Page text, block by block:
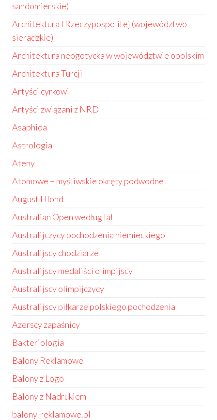
sandomierskie)
Architektura I Rzeczypospolitej (województwo
sieradzkie)
Architektura neogotycka w województwie opolskim
Architektura Turcji
Artyści cyrkowi
Artyści związani z NRD
Asaphida
Astrologia
Ateny
Atomowe – myśliwskie okręty podwodne
August Hlond
Australian Open według lat
Australijczycy pochodzenia niemieckiego
Australijscy chodziarze
Australijscy medaliści olimpijscy
Australijscy olimpijczycy
Australijscy piłkarze polskiego pochodzenia
Azerscy zapaśnicy
Bakteriologia
Balony Reklamowe
Balony z Logo
Balony z Nadrukiem
balony-reklamowe.pl